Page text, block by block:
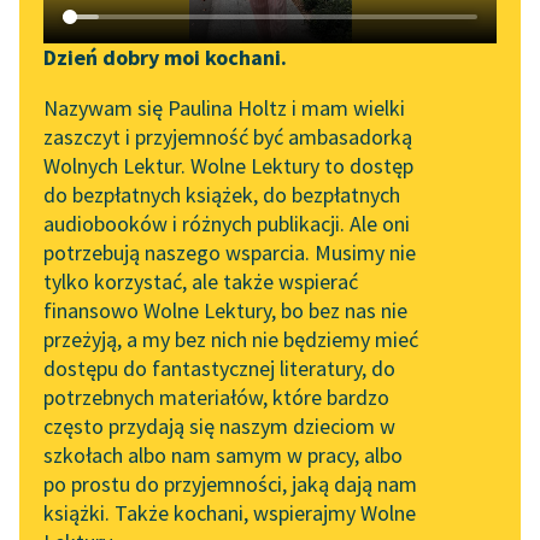
Katalog DAISY
Podkasty o książkach
Zgłoś brak utworu
Aktualności
„Prokurator Alicja Horn”
do słuchania
Byliśmy częścią AI Impact
Lab
Zapraszamy na spotkanie
online z tłumaczkami
literatury skandynawskiej
Spotkanie z Katarzyną
Tunkiel w Oslo
102. lata temu zmarł
Joseph Conrad
Narzędzia
Mapa Wolnych Lektur
Leśmianator
Przewodnik dla piszących i
czytających
API
OAI-PMH
Widget Wolnych Lektur
Przypisy
Dzień dobry moi kochani.
Nazywam się Paulina Holtz i mam wielki
zaszczyt i przyjemność być ambasadorką
Wolnych Lektur. Wolne Lektury to dostęp
do bezpłatnych książek, do bezpłatnych
audiobooków i różnych publikacji. Ale oni
potrzebują naszego wsparcia. Musimy nie
tylko korzystać, ale także wspierać
finansowo Wolne Lektury, bo bez nas nie
przeżyją, a my bez nich nie będziemy mieć
dostępu do fantastycznej literatury, do
potrzebnych materiałów, które bardzo
często przydają się naszym dzieciom w
szkołach albo nam samym w pracy, albo
po prostu do przyjemności, jaką dają nam
książki. Także kochani, wspierajmy Wolne
Kornel Makuszyński
Panna z mokrą
głową
Doktor, nucąc arię z
opery, o której wszyscy
już na całym świecie
zapomnieli, nawet nie...
Czytaj więcej